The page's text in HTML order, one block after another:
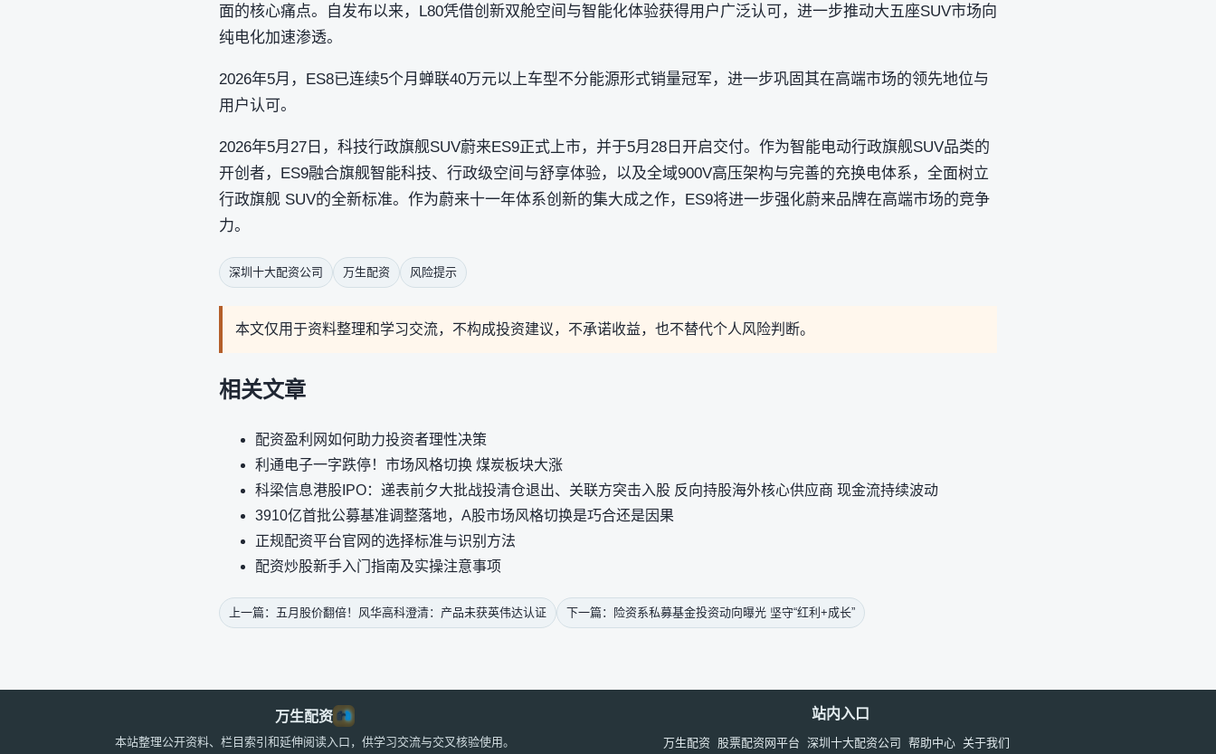
面的核心痛点。自发布以来，L80凭借创新双舱空间与智能化体验获得用户广泛认可，进一步推动大五座SUV市场向
纯电化加速渗透。
2026年5月，ES8已连续5个月蝉联40万元以上车型不分能源形式销量冠军，进一步巩固其在高端市场的领先地位与
用户认可。
2026年5月27日，科技行政旗舰SUV蔚来ES9正式上市，并于5月28日开启交付。作为智能电动行政旗舰SUV品类的
开创者，ES9融合旗舰智能科技、行政级空间与舒享体验，以及全域900V高压架构与完善的充换电体系，全面树立
行政旗舰 SUV的全新标准。作为蔚来十一年体系创新的集大成之作，ES9将进一步强化蔚来品牌在高端市场的竞争
力。
深圳十大配资公司 万生配资 风险提示
本文仅用于资料整理和学习交流，不构成投资建议，不承诺收益，也不替代个人风险判断。
相关文章
配资盈利网如何助力投资者理性决策
利通电子一字跌停！市场风格切换 煤炭板块大涨
科梁信息港股IPO：递表前夕大批战投清仓退出、关联方突击入股 反向持股海外核心供应商 现金流持续波动
3910亿首批公募基准调整落地，A股市场风格切换是巧合还是因果
正规配资平台官网的选择标准与识别方法
配资炒股新手入门指南及实操注意事项
上一篇：五月股价翻倍！风华高科澄清：产品未获英伟达认证 下一篇：险资系私募基金投资动向曝光 坚守“红利+成长”
万生配资
本站整理公开资料、栏目索引和延伸阅读入口，供学习交流与交叉核验使用。
站内入口
万生配资 股票配资网平台 深圳十大配资公司 帮助中心 关于我们